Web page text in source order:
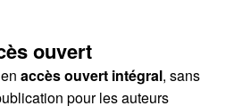
ouvert
accès ouvert intégral, sans
pour les auteurs